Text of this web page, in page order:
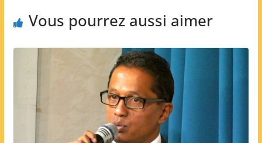
Vous pourrez aussi aimer